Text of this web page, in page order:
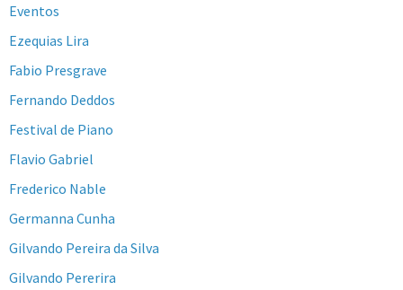
Eventos
Ezequias Lira
Fabio Presgrave
Fernando Deddos
Festival de Piano
Flavio Gabriel
Frederico Nable
Germanna Cunha
Gilvando Pereira da Silva
Gilvando Pererira